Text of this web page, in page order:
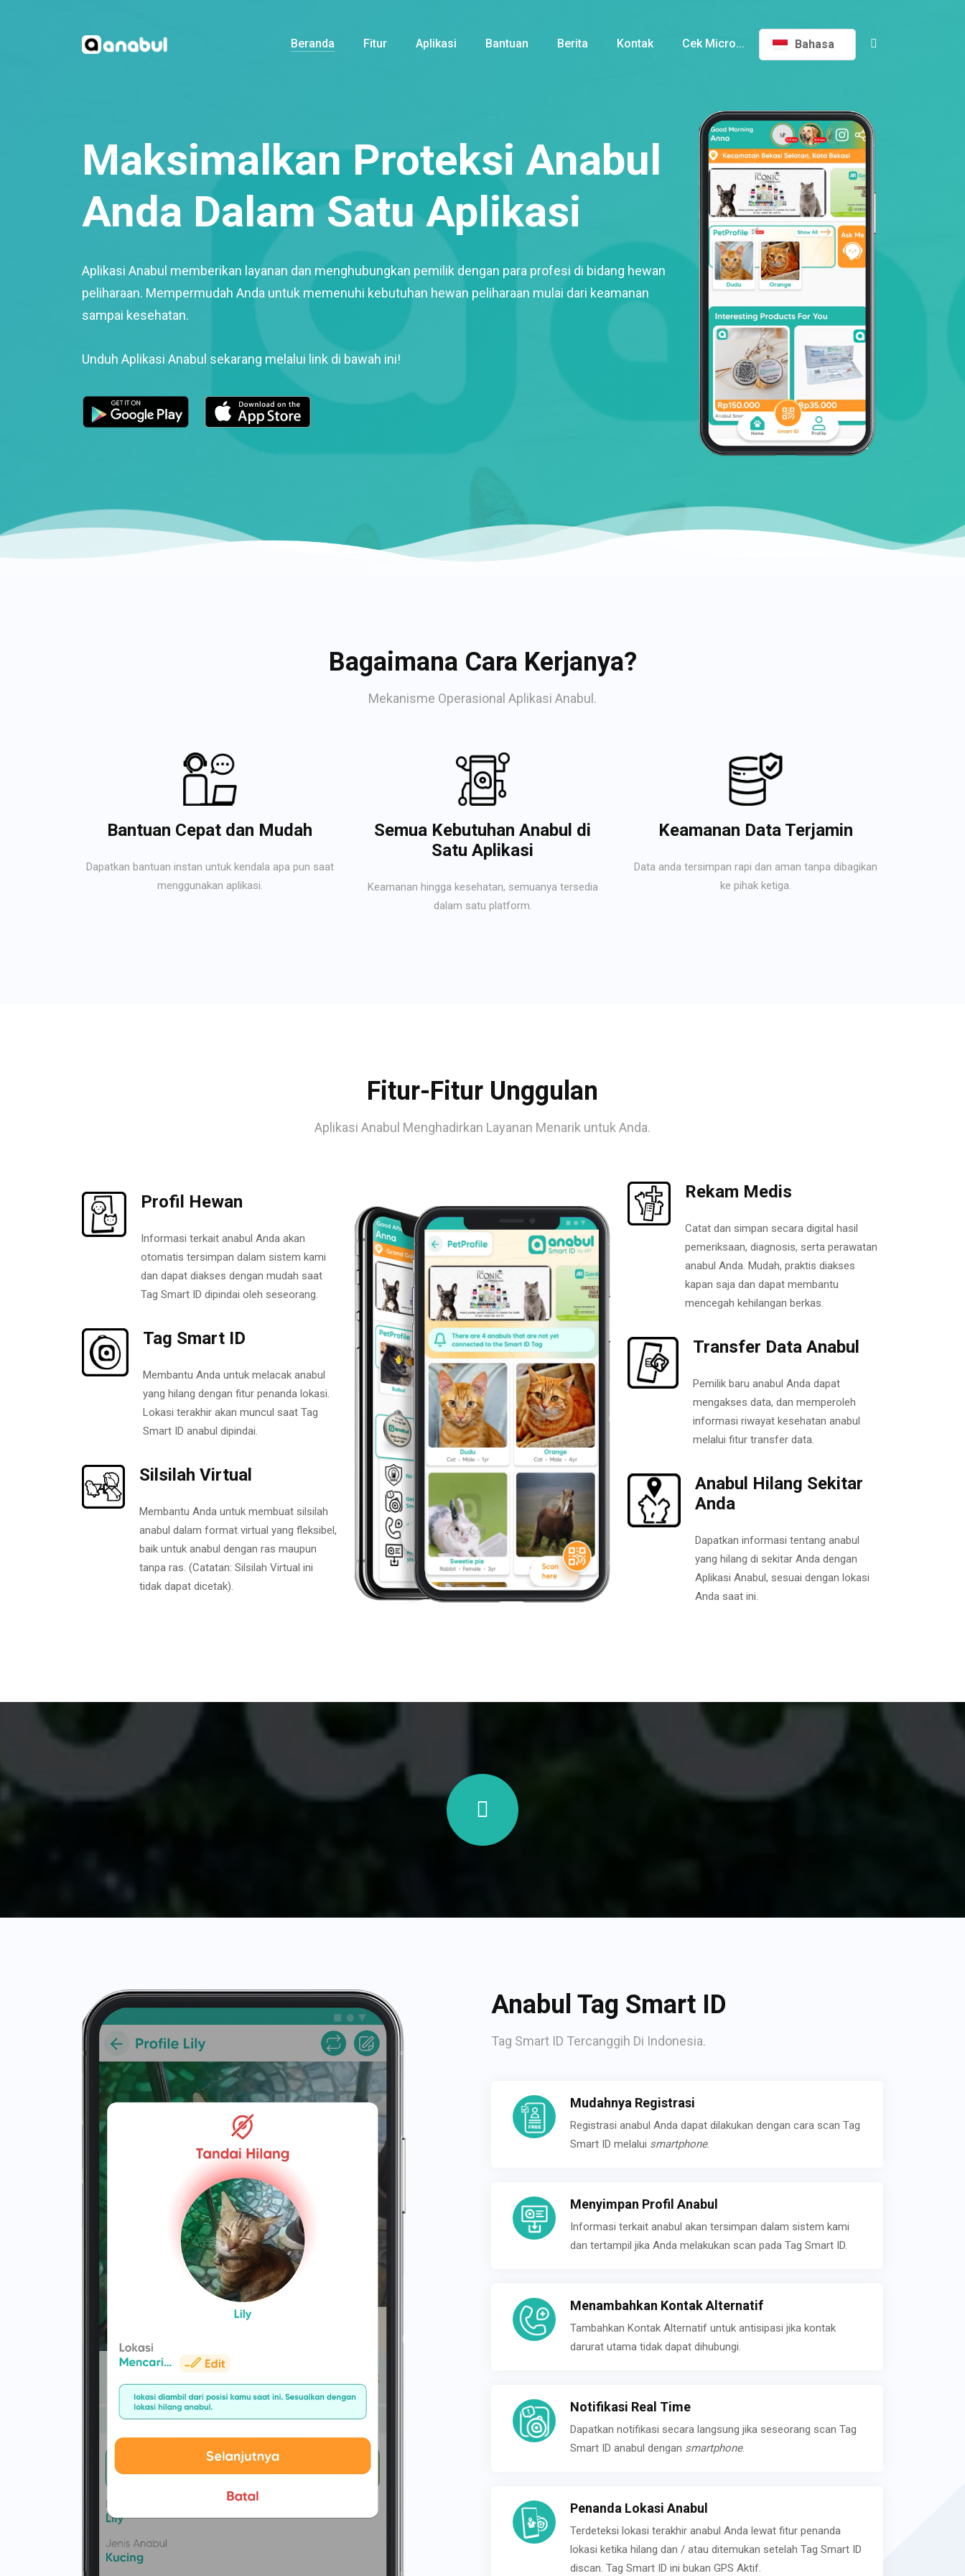
Beranda Fitur Aplikasi Bantuan Berita Kontak Cek Micro... Bahasa
Maksimalkan Proteksi Anabul
Anda Dalam Satu Aplikasi
Aplikasi Anabul memberikan layanan dan menghubungkan pemilik dengan para profesi di bidang hewan
peliharaan. Mempermudah Anda untuk memenuhi kebutuhan hewan peliharaan mulai dari keamanan
sampai kesehatan.
Unduh Aplikasi Anabul sekarang melalui link di bawah ini!
Bagaimana Cara Kerjanya?
Mekanisme Operasional Aplikasi Anabul.
Bantuan Cepat dan Mudah
Dapatkan bantuan instan untuk kendala apa pun saat
menggunakan aplikasi.
Semua Kebutuhan Anabul di
Satu Aplikasi
Keamanan hingga kesehatan, semuanya tersedia
dalam satu platform.
Keamanan Data Terjamin
Data anda tersimpan rapi dan aman tanpa dibagikan
ke pihak ketiga.
Fitur-Fitur Unggulan
Aplikasi Anabul Menghadirkan Layanan Menarik untuk Anda.
Profil Hewan
Informasi terkait anabul Anda akan
otomatis tersimpan dalam sistem kami
dan dapat diakses dengan mudah saat
Tag Smart ID dipindai oleh seseorang.
Tag Smart ID
Membantu Anda untuk melacak anabul
yang hilang dengan fitur penanda lokasi.
Lokasi terakhir akan muncul saat Tag
Smart ID anabul dipindai.
Silsilah Virtual
Membantu Anda untuk membuat silsilah
anabul dalam format virtual yang fleksibel,
baik untuk anabul dengan ras maupun
tanpa ras. (Catatan: Silsilah Virtual ini
tidak dapat dicetak).
Rekam Medis
Catat dan simpan secara digital hasil
pemeriksaan, diagnosis, serta perawatan
anabul Anda. Mudah, praktis diakses
kapan saja dan dapat membantu
mencegah kehilangan berkas.
Transfer Data Anabul
Pemilik baru anabul Anda dapat
mengakses data, dan memperoleh
informasi riwayat kesehatan anabul
melalui fitur transfer data.
Anabul Hilang Sekitar
Anda
Dapatkan informasi tentang anabul
yang hilang di sekitar Anda dengan
Aplikasi Anabul, sesuai dengan lokasi
Anda saat ini.
Anabul Tag Smart ID
Tag Smart ID Tercanggih Di Indonesia.
Mudahnya Registrasi
Registrasi anabul Anda dapat dilakukan dengan cara scan Tag
Smart ID melalui smartphone.
Menyimpan Profil Anabul
Informasi terkait anabul akan tersimpan dalam sistem kami
dan tertampil jika Anda melakukan scan pada Tag Smart ID.
Menambahkan Kontak Alternatif
Tambahkan Kontak Alternatif untuk antisipasi jika kontak
darurat utama tidak dapat dihubungi.
Notifikasi Real Time
Dapatkan notifikasi secara langsung jika seseorang scan Tag
Smart ID anabul dengan smartphone.
Penanda Lokasi Anabul
Terdeteksi lokasi terakhir anabul Anda lewat fitur penanda
lokasi ketika hilang dan / atau ditemukan setelah Tag Smart ID
discan. Tag Smart ID ini bukan GPS Aktif.